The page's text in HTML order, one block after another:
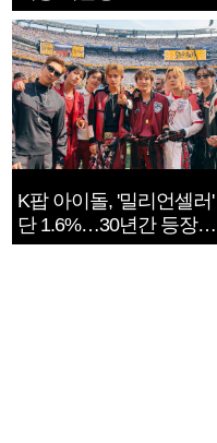
K팝 아이돌, '밀리언셀러'
단 1.6%…30년간 등장
1182개팀 전수조사